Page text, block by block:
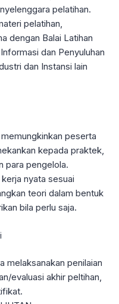
pelatihan.
pelatihan,
dengan Balai Latihan
dan Penyuluhan
dan Instansi lain
peserta
kepada praktek,
para pengelola.
nyata sesuai
teori dalam bentuk
bila perlu saja.
melaksanakan penilaian
evaluasi akhir peltihan,